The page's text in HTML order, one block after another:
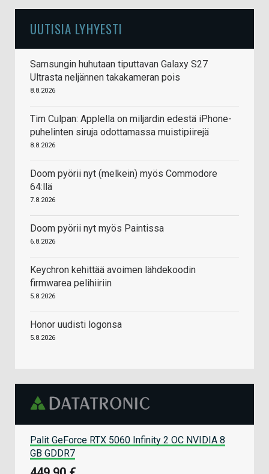
UUTISIA LYHYESTI
Samsungin huhutaan tiputtavan Galaxy S27
Ultrasta neljännen takakameran pois
8.8.2026
Tim Culpan: Applella on miljardin edestä iPhone-
puhelinten siruja odottamassa muistipiirejä
8.8.2026
Doom pyörii nyt (melkein) myös Commodore
64:llä
7.8.2026
Doom pyörii nyt myös Paintissa
6.8.2026
Keychron kehittää avoimen lähdekoodin
firmwarea pelihiiriin
5.8.2026
Honor uudisti logonsa
5.8.2026
Palit GeForce RTX 5060 Infinity 2 OC NVIDIA 8
GB GDDR7